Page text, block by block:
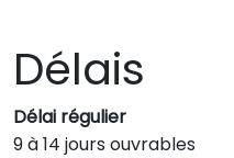
Délais
Délai régulier
9 à 14 jours ouvrables